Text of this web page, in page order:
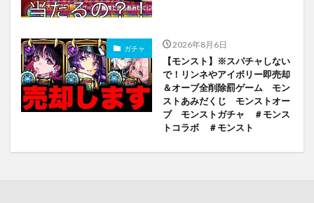
ガチャ 2026年8月6日
【モンスト】※スパチャしない
で！リンネやアイボリー即売却
＆オーブ全削除罰ゲーム モン
ストあみだくじ モンストオー
ブ モンストガチャ ＃モンス
トコラボ ＃モンスト